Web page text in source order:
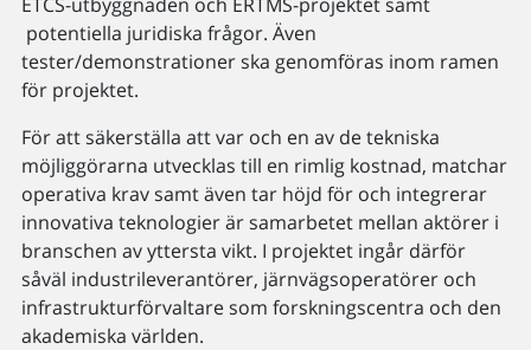
potentiella juridiska frågor. Även
tester/demonstrationer ska genomföras inom ramen
för projektet.
För att säkerställa att var och en av de tekniska
möjliggörarna utvecklas till en rimlig kostnad, matchar
operativa krav samt även tar höjd för och integrerar
innovativa teknologier är samarbetet mellan aktörer i
branschen av yttersta vikt. I projektet ingår därför
såväl industrileverantörer, järnvägsoperatörer och
infrastrukturförvaltare som forskningscentra och den
akademiska världen.